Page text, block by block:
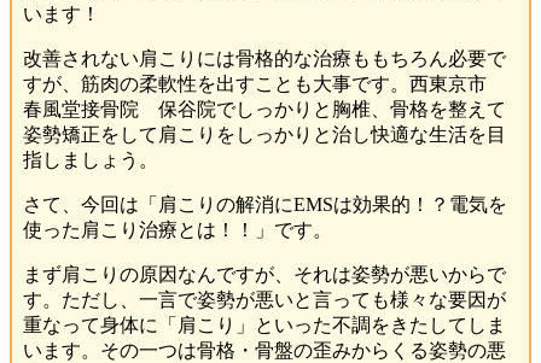
います！
改善されない肩こりには骨格的な治療ももちろん必要で
すが、筋肉の柔軟性を出すことも大事です。西東京市
春風堂接骨院 保谷院でしっかりと胸椎、骨格を整えて
姿勢矯正をして肩こりをしっかりと治し快適な生活を目
指しましょう。
さて、今回は「肩こりの解消にEMSは効果的！？電気を
使った肩こり治療とは！！」です。
まず肩こりの原因なんですが、それは姿勢が悪いからで
す。ただし、一言で姿勢が悪いと言っても様々な要因が
重なって身体に「肩こり」といった不調をきたしてしま
います。その一つは骨格・骨盤の歪みからくる姿勢の悪